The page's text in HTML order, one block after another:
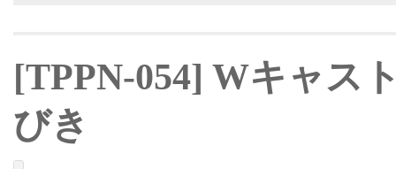
[TPPN-054] Wキャス
びき